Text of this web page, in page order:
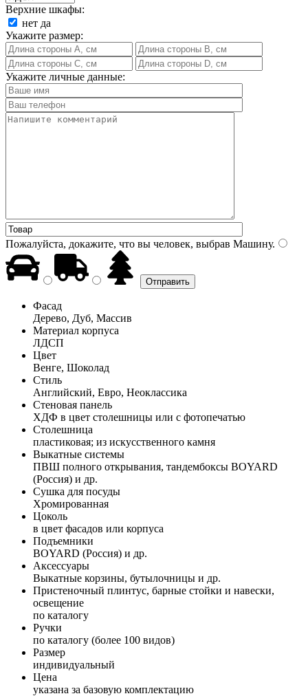
Верхние шкафы:
нет да
Укажите размер:
Укажите личные данные:
Пожалуйста, докажите, что вы человек, выбрав Машину.
Фасад
Дерево, Дуб, Массив
Материал корпуса
ЛДСП
Цвет
Венге, Шоколад
Стиль
Английский, Евро, Неоклассика
Стеновая панель
ХДФ в цвет столешницы или с фотопечатью
Столешница
пластиковая; из искусственного камня
Выкатные системы
ПВШ полного открывания, тандембоксы BOYARD
(Россия) и др.
Сушка для посуды
Хромированная
Цоколь
в цвет фасадов или корпуса
Подъемники
BOYARD (Россия) и др.
Аксессуары
Выкатные корзины, бутылочницы и др.
Пристеночный плинтус, барные стойки и навески,
освещение
по каталогу
Ручки
по каталогу (более 100 видов)
Размер
индивидуальный
Цена
указана за базовую комплектацию